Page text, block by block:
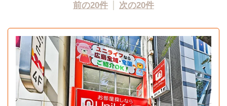
前の20件 次の20件